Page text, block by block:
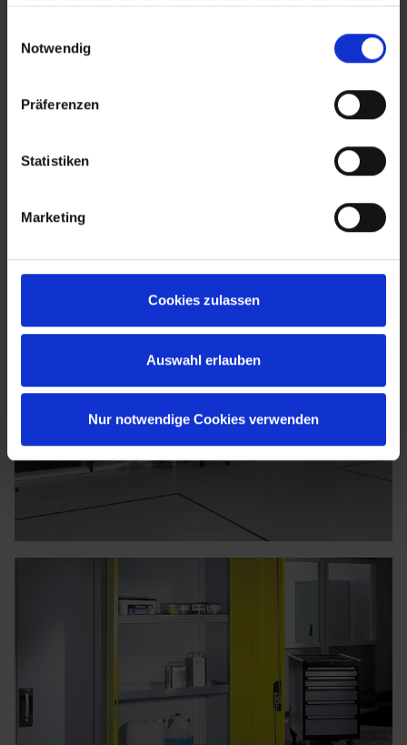
Notwendig
Präferenzen
Statistiken
Marketing
Cookies zulassen
Auswahl erlauben
Nur notwendige Cookies verwenden